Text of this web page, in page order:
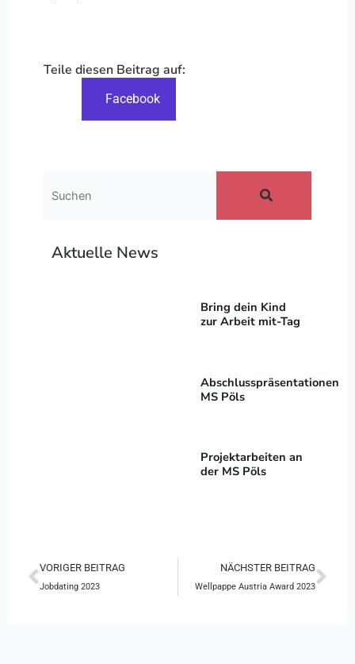
Teile diesen Beitrag auf:
Facebook
Aktuelle News
Bring dein Kind
zur Arbeit mit-Tag
Abschlusspräsentationen
MS Pöls
Projektarbeiten an
der MS Pöls
Zurück
VORIGER BEITRAG
Jobdating 2023
NÄCHSTER BEITRAG
Wellpappe Austria Award 2023